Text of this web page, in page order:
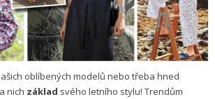
oblíbených modelů nebo třeba hned
nich základ svého letního stylu! Trendům